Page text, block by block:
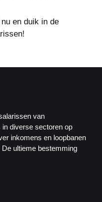
en duik in de
van
diverse sectoren op
inkomens en loopbanen
ultieme bestemming